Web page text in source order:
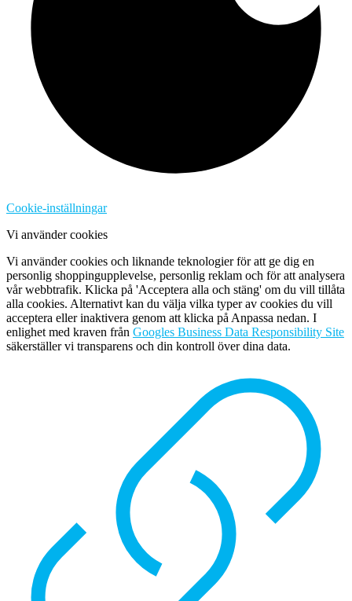
Cookie-inställningar
Vi använder cookies
Vi använder cookies och liknande teknologier för att ge dig en
personlig shoppingupplevelse, personlig reklam och för att analysera
vår webbtrafik. Klicka på 'Acceptera alla och stäng' om du vill tillåta
alla cookies. Alternativt kan du välja vilka typer av cookies du vill
acceptera eller inaktivera genom att klicka på Anpassa nedan. I
enlighet med kraven från Googles Business Data Responsibility Site
säkerställer vi transparens och din kontroll över dina data.